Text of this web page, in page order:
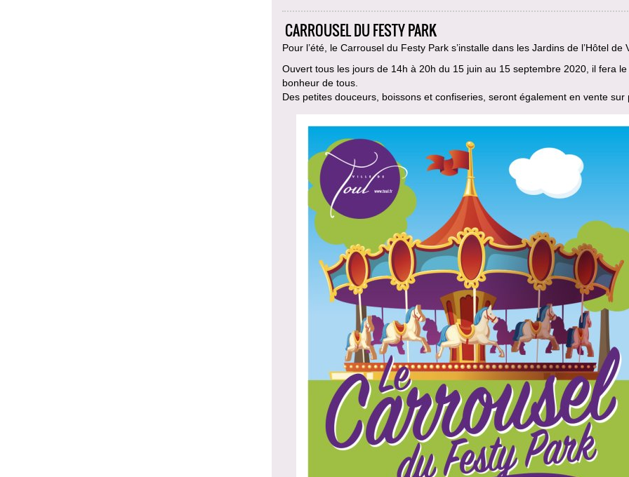
CARROUSEL DU FESTY PARK
Pour l’été, le Carrousel du Festy Park s’installe dans les Jardins de l’Hôtel de
Ouvert tous les jours de 14h à 20h du 15 juin au 15 septembre 2020, il fera le
bonheur de tous.
Des petites douceurs, boissons et confiseries, seront également en vente sur